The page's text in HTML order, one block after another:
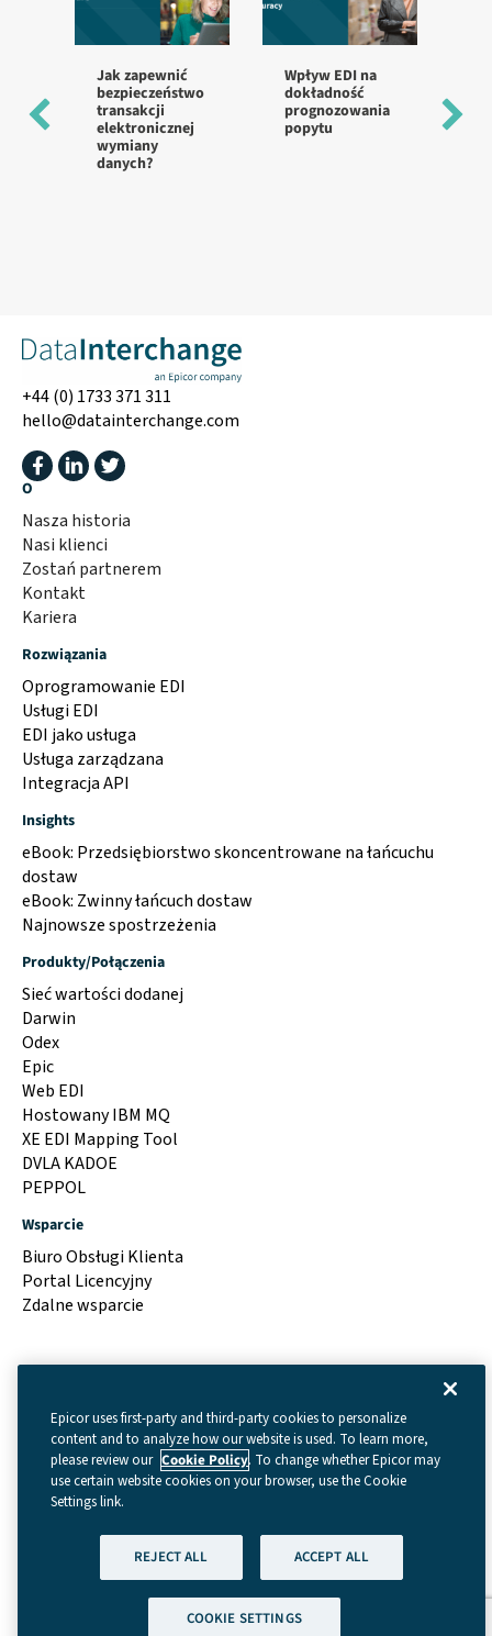
Jak zapewnić
bezpieczeństwo
transakcji
elektronicznej
wymiany
danych?
Wpływ EDI na
dokładność
prognozowania
popytu
+44 (0) 1733 371 311
hello@datainterchange.com
O
Nasza historia
Nasi klienci
Zostań partnerem
Kontakt
Kariera
Rozwiązania
Oprogramowanie EDI
Usługi EDI
EDI jako usługa
Usługa zarządzana
Integracja API
Insights
eBook: Przedsiębiorstwo skoncentrowane na łańcuchu
dostaw
eBook: Zwinny łańcuch dostaw
Najnowsze spostrzeżenia
Produkty/Połączenia
Sieć wartości dodanej
Darwin
Odex
Epic
Web EDI
Hostowany IBM MQ
XE EDI Mapping Tool
DVLA KADOE
PEPPOL
Wsparcie
Biuro Obsługi Klienta
Portal Licencyjny
Zdalne wsparcie
Cookie Settings
Polityka prywatności
Prawna| © Prawa autorskie 2026 – Data
Interchange Limited
Epicor uses first-party and third-party cookies to personalize
content and to analyze how our website is used. To learn more,
please review our Cookie Policy. To change whether Epicor may
use certain website cookies on your browser, use the Cookie
Settings link.
REJECT ALL ACCEPT ALL
COOKIE SETTINGS